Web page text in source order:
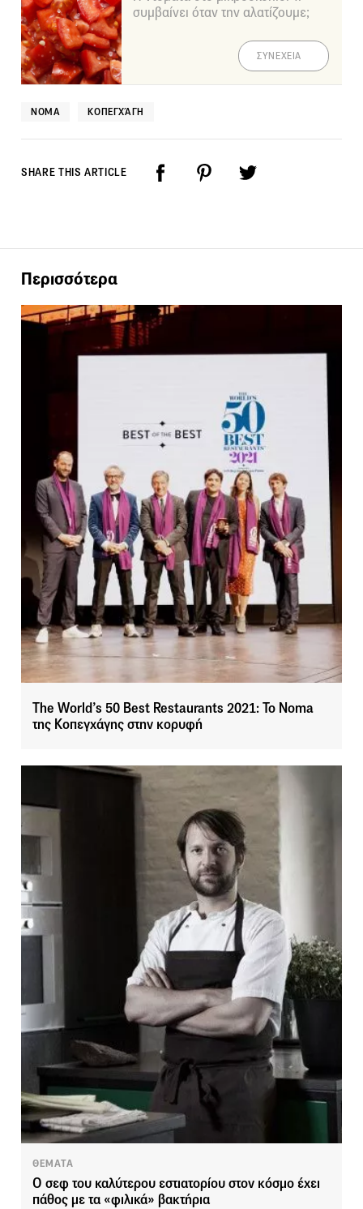
συμβαίνει όταν την αλατίζουμε;
ΣΥΝΕΧΕΙΑ
NOMA ΚΟΠΕΓΧΆΓΗ
SHARE THIS ARTICLE
Περισσότερα
The World’s 50 Best Restaurants 2021: To Noma
της Κοπεγχάγης στην κορυφή
ΘΕΜΑΤΑ
Ο σεφ του καλύτερου εστιατορίου στον κόσμο έχει
πάθος με τα «φιλικά» βακτήρια